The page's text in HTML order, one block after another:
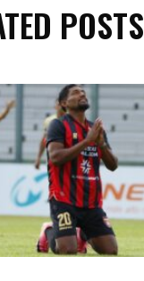
POSTS